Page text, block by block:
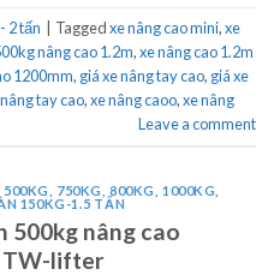
2 tấn Taggedxe nâng cao mini,xe
nâng cao 1.2m,xe nâng cao 1.2m
1200mm, giá xe nâng tay cao, giá xe
tay cao,xe nâng caoo,xe nâng
Leave a comment
750KG, 800KG, 1000KG
150KG-1.5 TẤN
500kg nâng cao
TW-lifter